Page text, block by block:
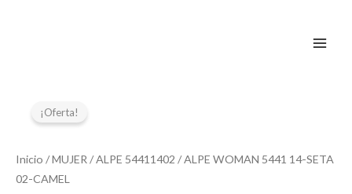
¡Oferta!
Inicio /MUJER / ALPE 54411402 / ALPE WOMAN 5441 14-SETA
02-CAMEL
era:
es:
54411402
WOMAN
14-